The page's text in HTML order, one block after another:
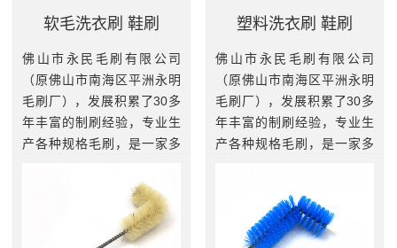
软毛洗衣刷 鞋刷
佛山市永民毛刷有限公司
（原佛山市南海区平洲永明
毛刷厂），发展积累了30多
年丰富的制刷经验，专业生
产各种规格毛刷，是一家多
制造基地。我厂拥有一批高
素质和精干技术熟练的员
塑料洗衣刷 鞋刷
佛山市永民毛刷有限公司
（原佛山市南海区平洲永明
毛刷厂），发展积累了30多
年丰富的制刷经验，专业生
产各种规格毛刷，是一家多
素质和精干技术熟练的员
工，引进...